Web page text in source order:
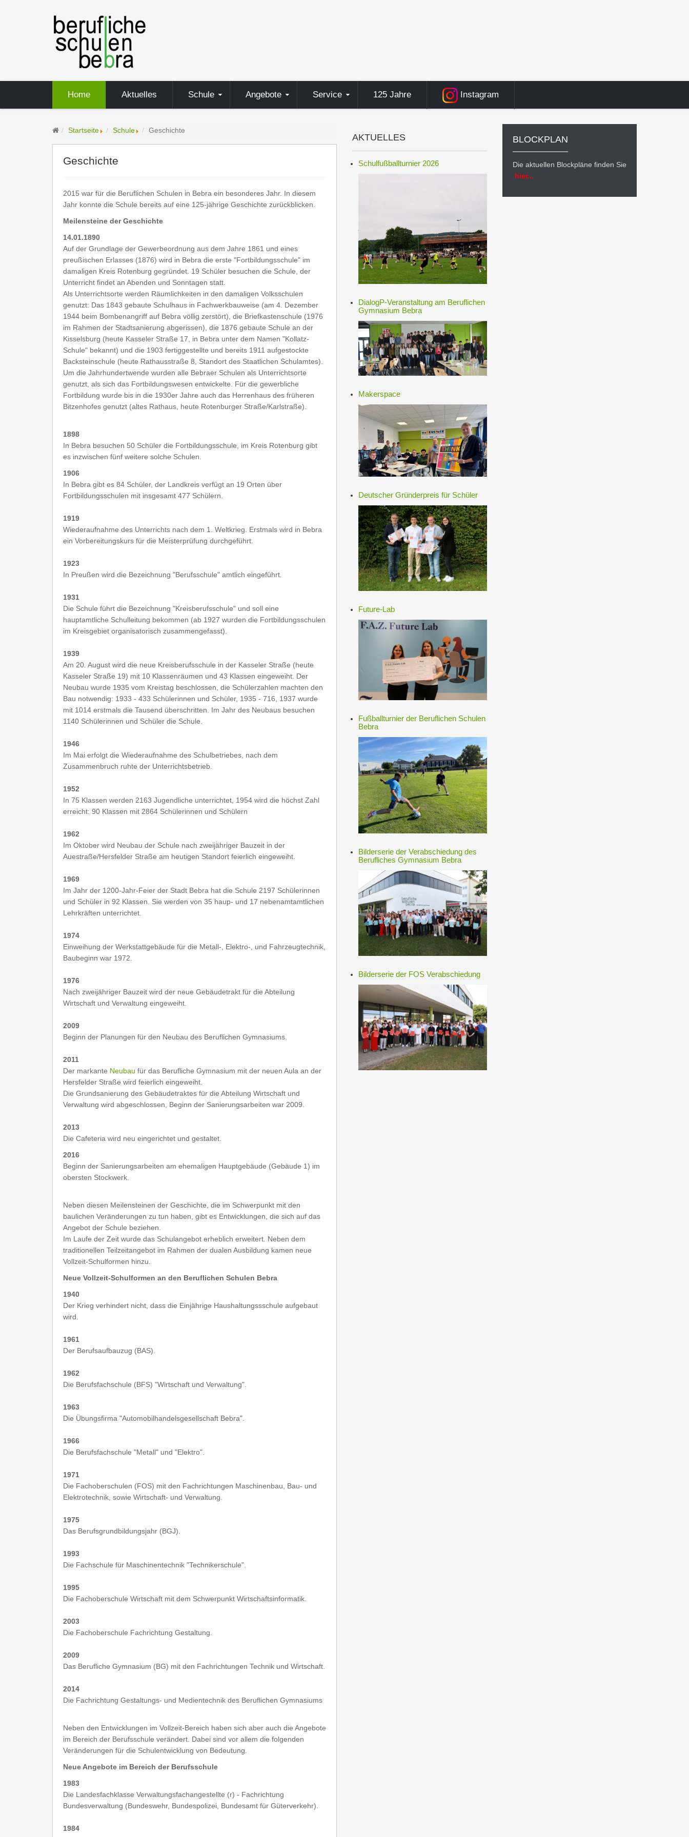
Home Aktuelles Schule Angebote Service 125 Jahre Instagram
Startseite Schule Geschichte
Geschichte
2015 war für die Beruflichen Schulen in Bebra ein besonderes Jahr. In diesem
Jahr konnte die Schule bereits auf eine 125-jährige Geschichte zurückblicken.
Meilensteine der Geschichte
14.01.1890
Auf der Grundlage der Gewerbeordnung aus dem Jahre 1861 und eines
preußischen Erlasses (1876) wird in Bebra die erste "Fortbildungsschule" im
damaligen Kreis Rotenburg gegründet. 19 Schüler besuchen die Schule, der
Unterricht findet an Abenden und Sonntagen statt.
Als Unterrichtsorte werden Räumlichkeiten in den damaligen Volksschulen
genutzt: Das 1843 gebaute Schulhaus in Fachwerkbauweise (am 4. Dezember
1944 beim Bombenangriff auf Bebra völlig zerstört), die Briefkastenschule (1976
im Rahmen der Stadtsanierung abgerissen), die 1876 gebaute Schule an der
Kisselsburg (heute Kasseler Straße 17, in Bebra unter dem Namen "Kollatz-
Schule" bekannt) und die 1903 fertiggestellte und bereits 1911 aufgestockte
Backsteinschule (heute Rathausstraße 8, Standort des Staatlichen Schulamtes).
Um die Jahrhundertwende wurden alle Bebraer Schulen als Unterrichtsorte
genutzt, als sich das Fortbildungswesen entwickelte. Für die gewerbliche
Fortbildung wurde bis in die 1930er Jahre auch das Herrenhaus des früheren
Bitzenhofes genutzt (altes Rathaus, heute Rotenburger Straße/Karlstraße).
1898
In Bebra besuchen 50 Schüler die Fortbildungsschule, im Kreis Rotenburg gibt
es inzwischen fünf weitere solche Schulen.
1906
In Bebra gibt es 84 Schüler, der Landkreis verfügt an 19 Orten über
Fortbildungsschulen mit insgesamt 477 Schülern.
1919
Wiederaufnahme des Unterrichts nach dem 1. Weltkrieg. Erstmals wird in Bebra
ein Vorbereitungskurs für die Meisterprüfung durchgeführt.
1923
In Preußen wird die Bezeichnung "Berufsschule" amtlich eingeführt.
1931
Die Schule führt die Bezeichnung "Kreisberufsschule" und soll eine
hauptamtliche Schulleitung bekommen (ab 1927 wurden die Fortbildungsschulen
im Kreisgebiet organisatorisch zusammengefasst).
1939
Am 20. August wird die neue Kreisberufsschule in der Kasseler Straße (heute
Kasseler Straße 19) mit 10 Klassenräumen und 43 Klassen eingeweiht. Der
Neubau wurde 1935 vom Kreistag beschlossen, die Schülerzahlen machten den
Bau notwendig: 1933 - 433 Schülerinnen und Schüler, 1935 - 716, 1937 wurde
mit 1014 erstmals die Tausend überschritten. Im Jahr des Neubaus besuchen
1140 Schülerinnen und Schüler die Schule.
1946
Im Mai erfolgt die Wiederaufnahme des Schulbetriebes, nach dem
Zusammenbruch ruhte der Unterrichtsbetrieb.
1952
In 75 Klassen werden 2163 Jugendliche unterrichtet, 1954 wird die höchst Zahl
erreicht: 90 Klassen mit 2864 Schülerinnen und Schülern
1962
Im Oktober wird Neubau der Schule nach zweijähriger Bauzeit in der
Auestraße/Hersfelder Straße am heutigen Standort feierlich eingeweiht.
1969
Im Jahr der 1200-Jahr-Feier der Stadt Bebra hat die Schule 2197 Schülerinnen
und Schüler in 92 Klassen. Sie werden von 35 haup- und 17 nebenamtamtlichen
Lehrkräften unterrichtet.
1974
Einweihung der Werkstattgebäude für die Metall-, Elektro-, und Fahrzeugtechnik,
Baubeginn war 1972.
1976
Nach zweijähriger Bauzeit wird der neue Gebäudetrakt für die Abteilung
Wirtschaft und Verwaltung eingeweiht.
2009
Beginn der Planungen für den Neubau des Beruflichen Gymnasiums.
2011
Der markante Neubau für das Berufliche Gymnasium mit der neuen Aula an der
Hersfelder Straße wird feierlich eingeweiht.
Die Grundsanierung des Gebäudetraktes für die Abteilung Wirtschaft und
Verwaltung wird abgeschlossen, Beginn der Sanierungsarbeiten war 2009.
2013
Die Cafeteria wird neu eingerichtet und gestaltet.
2016
Beginn der Sanierungsarbeiten am ehemaligen Hauptgebäude (Gebäude 1) im
obersten Stockwerk.
Neben diesen Meilensteinen der Geschichte, die im Schwerpunkt mit den
baulichen Veränderungen zu tun haben, gibt es Entwicklungen, die sich auf das
Angebot der Schule beziehen.
Im Laufe der Zeit wurde das Schulangebot erheblich erweitert. Neben dem
traditionellen Teilzeitangebot im Rahmen der dualen Ausbildung kamen neue
Vollzeit-Schulformen hinzu.
Neue Vollzeit-Schulformen an den Beruflichen Schulen Bebra
1940
Der Krieg verhindert nicht, dass die Einjährige Haushaltungssschule aufgebaut
wird.
1961
Der Berufsaufbauzug (BAS).
1962
Die Berufsfachschule (BFS) "Wirtschaft und Verwaltung".
1963
Die Übungsfirma "Automobilhandelsgesellschaft Bebra".
1966
Die Berufsfachschule "Metall" und "Elektro".
1971
Die Fachoberschulen (FOS) mit den Fachrichtungen Maschinenbau, Bau- und
Elektrotechnik, sowie Wirtschaft- und Verwaltung.
1975
Das Berufsgrundbildungsjahr (BGJ).
1993
Die Fachschule für Maschinentechnik "Technikerschule".
1995
Die Fachoberschule Wirtschaft mit dem Schwerpunkt Wirtschaftsinformatik.
2003
Die Fachoberschule Fachrichtung Gestaltung.
2009
Das Berufliche Gymnasium (BG) mit den Fachrichtungen Technik und Wirtschaft.
2014
Die Fachrichtung Gestaltungs- und Medientechnik des Beruflichen Gymnasiums
Neben den Entwicklungen im Vollzeit-Bereich haben sich aber auch die Angebote
im Bereich der Berufsschule verändert. Dabei sind vor allem die folgenden
Veränderungen für die Schulentwicklung von Bedeutung.
Neue Angebote im Bereich der Berufsschule
1983
Die Landesfachklasse Verwaltungsfachangestellte (r) - Fachrichtung
Bundesverwaltung (Bundeswehr, Bundespolizei, Bundesamt für Güterverkehr).
1984
AKTUELLES
Schulfußballturnier 2026
DialogP-Veranstaltung am Beruflichen
Gymnasium Bebra
Makerspace
Deutscher Gründerpreis für Schüler
Future-Lab
Fußballturnier der Beruflichen Schulen
Bebra
Bilderserie der Verabschiedung des
Berufliches Gymnasium Bebra
Bilderserie der FOS Verabschiedung
BLOCKPLAN
Die aktuellen Blockpläne finden Sie
hier...